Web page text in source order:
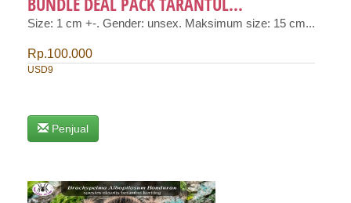
Size: 1 cm +-. Gender: unsex. Maksimum size: 15 cm...
Rp.100.000
USD9
Penjual